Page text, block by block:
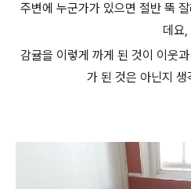
주변에 누군가가 있으면 절반 뚝
데요,
감귤을 이렇게 까게 된 것이 이웃
가 된 것은 아닌지